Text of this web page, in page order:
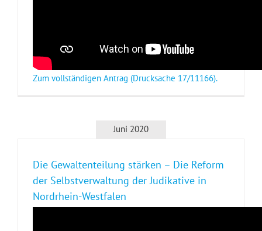
Zum vollständigen Antrag (Drucksache 17/11166).
Juni 2020
Die Gewaltenteilung stärken – Die Reform
der Selbstverwaltung der Judikative in
Nordrhein-Westfalen